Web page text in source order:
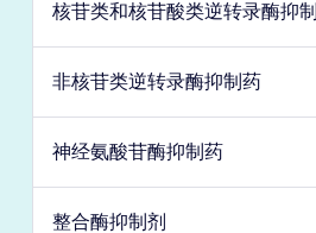
核苷类和核苷酸类逆转录酶抑
非核苷类逆转录酶抑制药
神经氨酸苷酶抑制药
整合酶抑制剂